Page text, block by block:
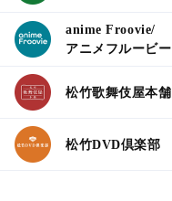
anime Froovie/
アニメフルービー
松竹歌舞伎屋本舗
松竹DVD倶楽部